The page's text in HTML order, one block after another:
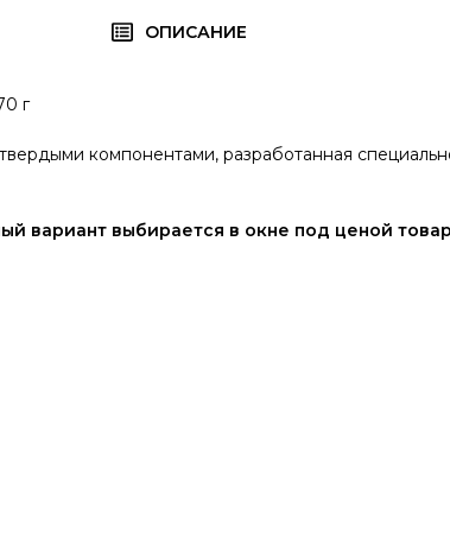
ОПИСАНИЕ
г
компонентами, разработанная
вариант выбирается в окне под ценой